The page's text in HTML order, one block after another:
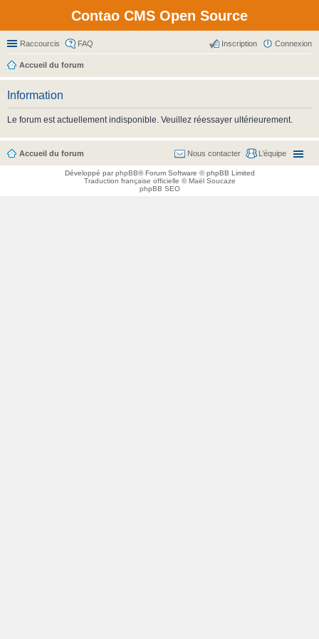
Contao CMS Open Source
Raccourcis FAQ Connexion
Inscription
Accueil du forum
Information
Le forum est actuellement indisponible. Veuillez réessayer ultérieurement.
Accueil du forum L’équipe
Nous contacter
Développé parphpBB® Forum Software © phpBB Limited
Traduction française officielle ©Maël Soucaze
phpBB SEO